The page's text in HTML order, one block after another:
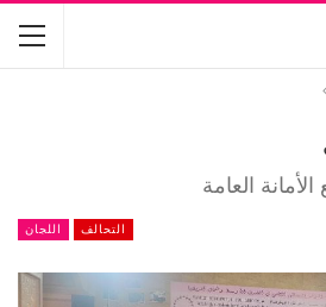
العامة
التحالف اللجان